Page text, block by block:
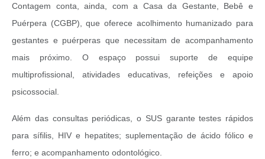
Contagem conta, ainda, com a Casa da Gestante, Bebê e
Puérpera (CGBP), que oferece acolhimento humanizado para
gestantes e puérperas que necessitam de acompanhamento
mais próximo. O espaço possui suporte de equipe
multiprofissional, atividades educativas, refeições e apoio
psicossocial.
Além das consultas periódicas, o SUS garante testes rápidos
para sífilis, HIV e hepatites; suplementação de ácido fólico e
ferro; e acompanhamento odontológico.